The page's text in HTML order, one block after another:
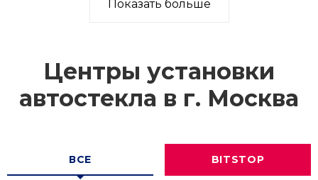
Показать больше
Центры установки
автостекла в г. Москва
ВСЕ BITSTOP